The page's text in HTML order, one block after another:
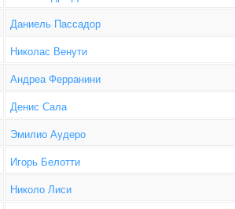
Даниель Пассадор
Николас Венути
Андреа Ферранини
Денис Сала
Эмилио Аудеро
Игорь Белотти
Николо Лиси